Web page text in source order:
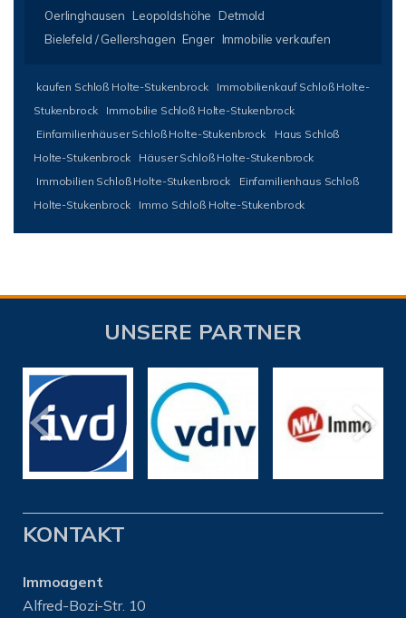
Oerlinghausen Leopoldshöhe Detmold
Bielefeld / Gellershagen Enger Immobilie verkaufen
kaufen Schloß Holte-Stukenbrock
Immobilienkauf Schloß Holte-
Stukenbrock
Immobilie Schloß Holte-Stukenbrock
Einfamilienhäuser Schloß Holte-Stukenbrock
Haus Schloß
Holte-Stukenbrock
Häuser Schloß Holte-Stukenbrock
Immobilien Schloß Holte-Stukenbrock
Einfamilienhaus Schloß
Holte-Stukenbrock
Immo Schloß Holte-Stukenbrock
UNSERE PARTNER
KONTAKT
Immoagent
Alfred-Bozi-Str. 10